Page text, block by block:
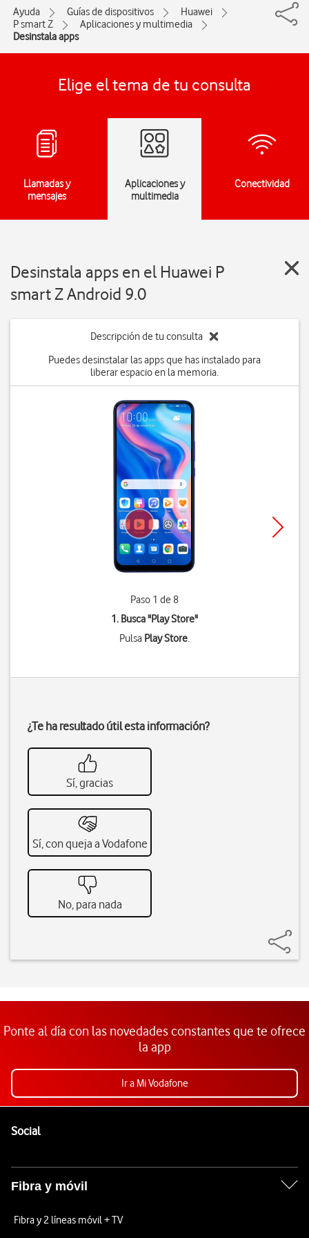
Ayuda Guías de dispositivos
Huawei
P smart Z
Aplicaciones y multimedia
Desinstala apps
Elige el tema de tu consulta
Llamadas y
mensajes
Aplicaciones y
multimedia
Conectividad
Desinstala apps en el Huawei P
smart Z Android 9.0
Descripción de tu consulta
Puedes desinstalar las apps que has instalado para
liberar espacio en la memoria.
Paso 1 de 8
1. Busca "Play Store"
Pulsa Play Store.
¿Te ha resultado útil esta información?
Sí, gracias
Sí, con queja a Vodafone
No, para nada
Ponte al día con las novedades constantes que te ofrece
la app
Ir a Mi Vodafone
SocialEnlaces a las redes sociales de Vodafone
Fibra y móvil
Fibra y 2 líneas móvil + TV